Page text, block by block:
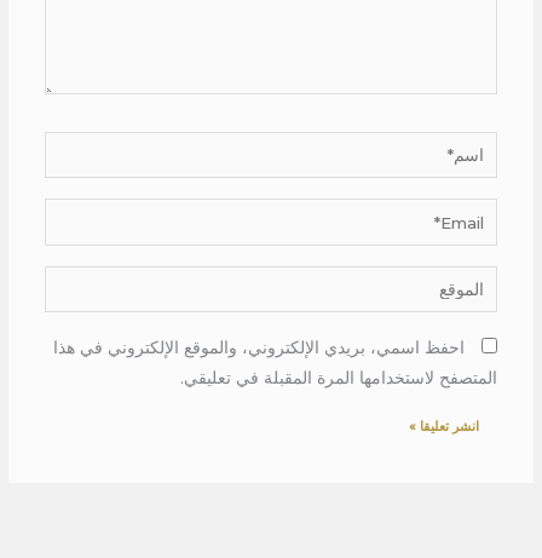
اسم*
Email*
الموقع
احفظ اسمي، بريدي الإلكتروني، والموقع الإلكتروني في هذا
المتصفح لاستخدامها المرة المقبلة في تعليقي.